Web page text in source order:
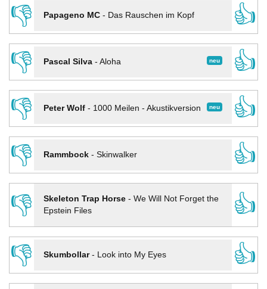
👎
Papageno MC- Das Rauschen im Kopf
👍
👎
neu
Pascal Silva- Aloha
👍
👎
neu
Peter Wolf- 1000 Meilen - Akustikversion
👍
👎
Rammbock- Skinwalker
👍
👎
Skeleton Trap Horse- We Will Not Forget the
Epstein Files
👍
👎
Skumbollar- Look into My Eyes
👍